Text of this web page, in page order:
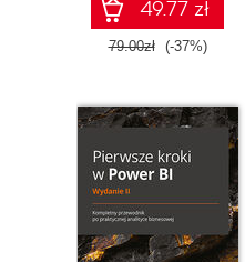
49.77 zł
79.00zł (-37%)